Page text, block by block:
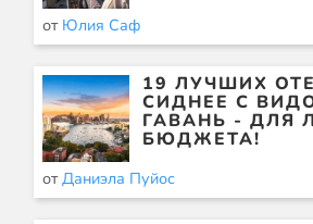
от Юлия Саф
19 ЛУЧШИХ
СИДНЕЕ С
ГАВАНЬ - ДЛЯ
БЮДЖЕТА!
отДаниэла Пуйос